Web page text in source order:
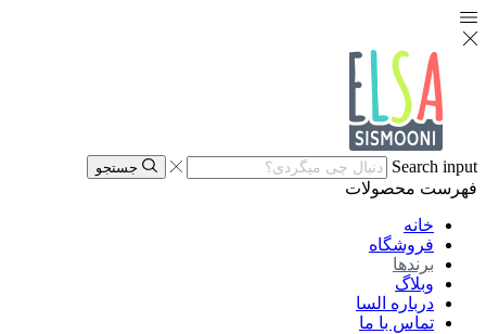
Search input جستجو
فهرست محصولات
خانه
فروشگاه
برندها
وبلاگ
درباره السا
تماس با ما